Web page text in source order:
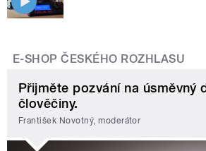
E-SHOP ČESKÉHO ROZHLASU
Přijměte pozvání na úsměvný
člověčiny.
František Novotný, moderátor